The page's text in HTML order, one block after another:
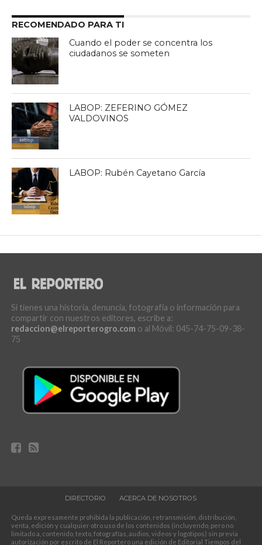
RECOMENDADO PARA TI
Cuando el poder se concentra los
ciudadanos se someten
LABOP: ZEFERINO GÓMEZ
VALDOVINOS
LABOP: Rubén Cayetano García
Si tienes una historia, denuncia, fotografía o información para
compartir con nuestros editores, escribe a:
redaccion@elreporterogro.com o al Móvil: 045-74-75-09-38-
75
DIRECTORIO ACERCA DE NOSOTROS
Queda expresamente prohibida la publicación, retransmisión, distribución,
venta, edición y cualquier otro uso de los contenidos (incluyendo, pero no
limitado a, contenido, texto, fotografías, audios, videos y logotipos) sin previa
autorización por escrito de El Reportero una edición de Editorial Tiempos del